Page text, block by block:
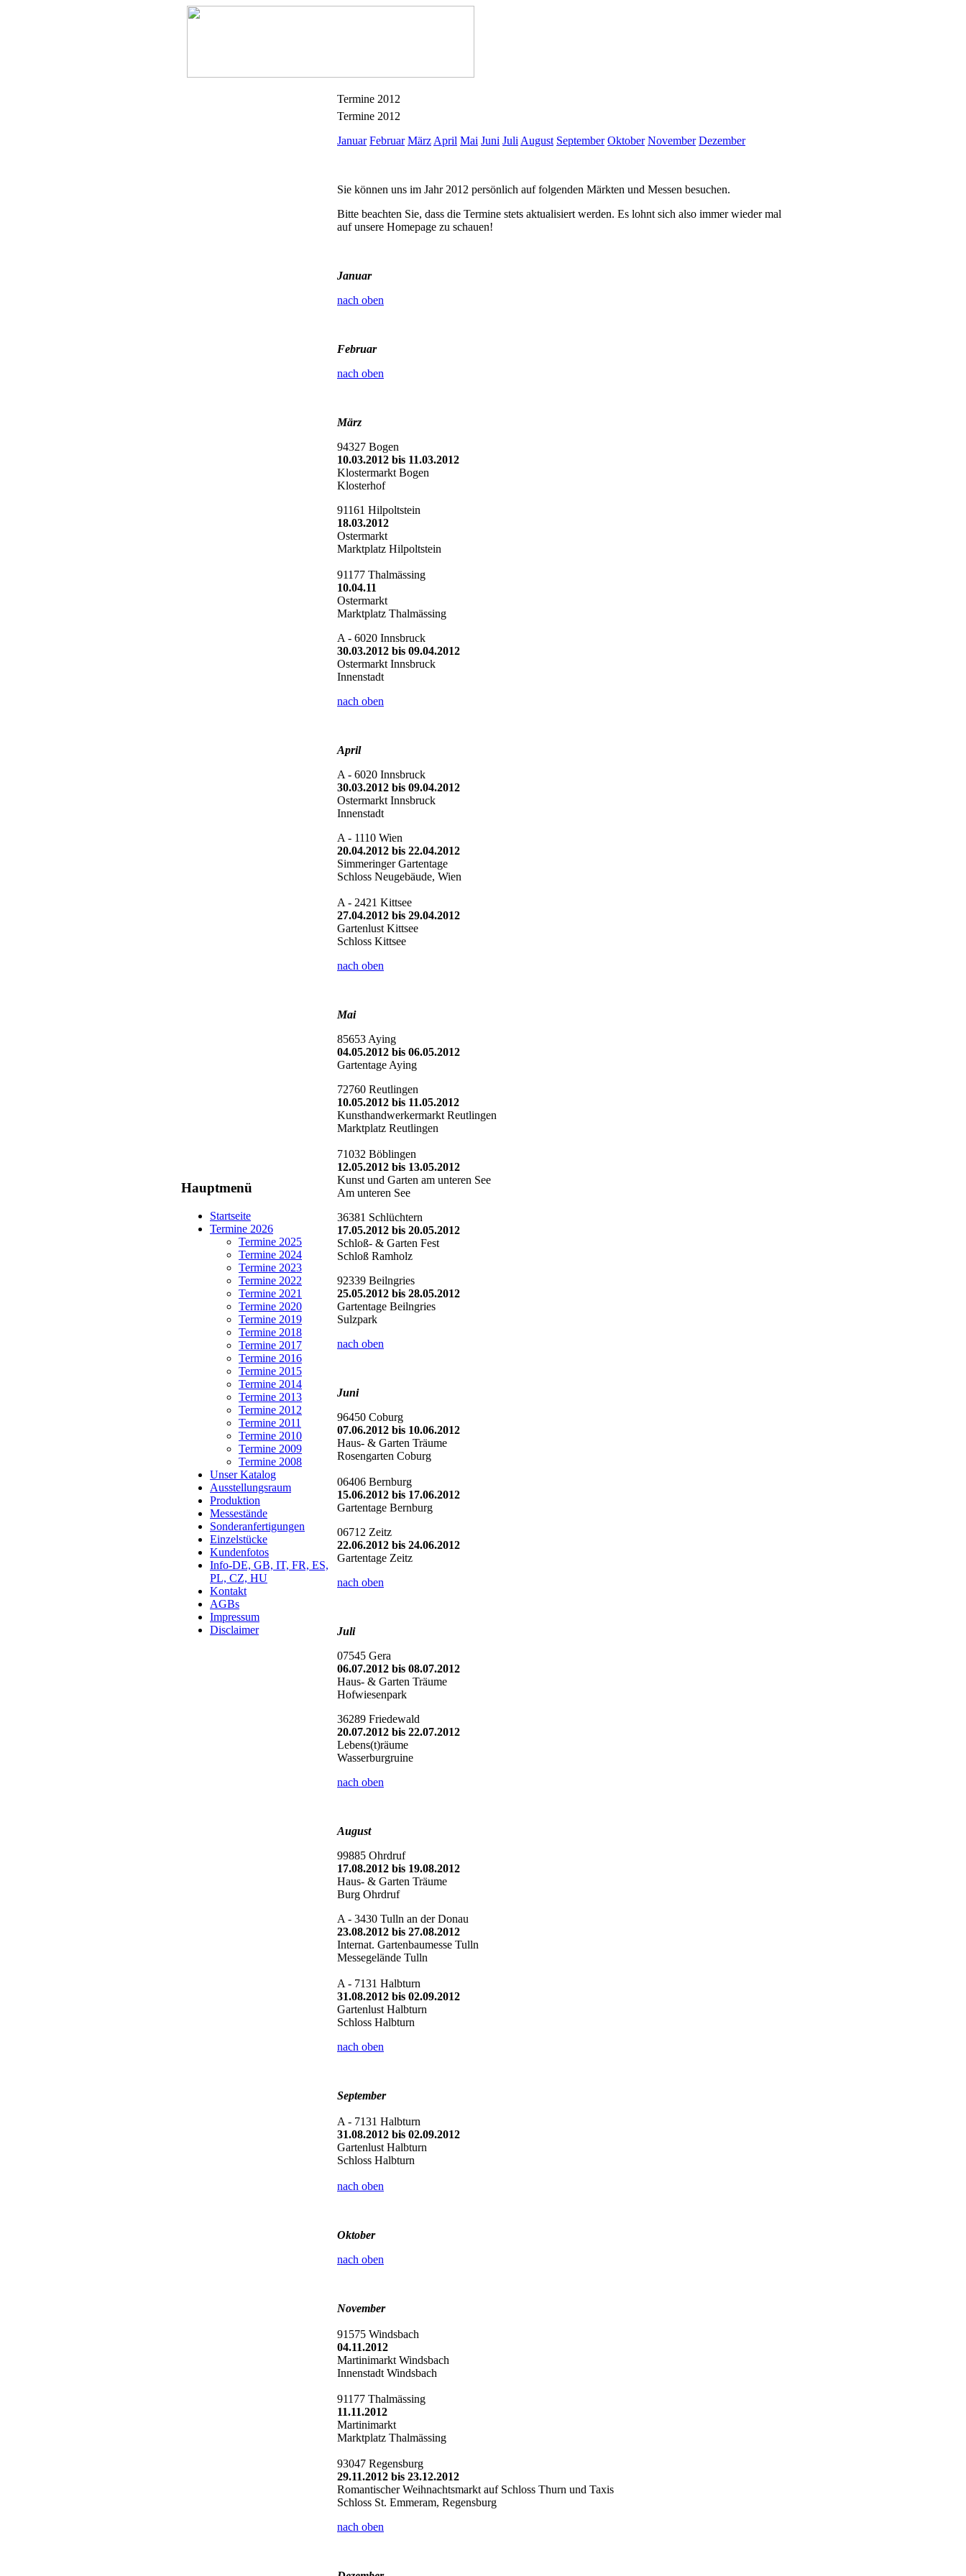
Hauptmenü
Startseite
Termine 2026
Termine 2025
Termine 2024
Termine 2023
Termine 2022
Termine 2021
Termine 2020
Termine 2019
Termine 2018
Termine 2017
Termine 2016
Termine 2015
Termine 2014
Termine 2013
Termine 2012
Termine 2011
Termine 2010
Termine 2009
Termine 2008
Unser Katalog
Ausstellungsraum
Produktion
Messestände
Sonderanfertigungen
Einzelstücke
Kundenfotos
Info-DE, GB, IT, FR, ES,
PL, CZ, HU
Kontakt
AGBs
Impressum
Disclaimer
Termine 2012
Termine 2012
Januar Februar März April Mai Juni Juli August September Oktober November Dezember
Sie können uns im Jahr 2012 persönlich auf folgenden Märkten und Messen besuchen.
Bitte beachten Sie, dass die Termine stets aktualisiert werden. Es lohnt sich also immer wieder mal
auf unsere Homepage zu schauen!
Januar
nach oben
Februar
nach oben
März
94327 Bogen
10.03.2012 bis 11.03.2012
Klostermarkt Bogen
Klosterhof
91161 Hilpoltstein
18.03.2012
Ostermarkt
Marktplatz Hilpoltstein
91177 Thalmässing
10.04.11
Ostermarkt
Marktplatz Thalmässing
A - 6020 Innsbruck
30.03.2012 bis 09.04.2012
Ostermarkt Innsbruck
Innenstadt
nach oben
April
A - 6020 Innsbruck
30.03.2012 bis 09.04.2012
Ostermarkt Innsbruck
Innenstadt
A - 1110 Wien
20.04.2012 bis 22.04.2012
Simmeringer Gartentage
Schloss Neugebäude, Wien
A - 2421 Kittsee
27.04.2012 bis 29.04.2012
Gartenlust Kittsee
Schloss Kittsee
nach oben
Mai
85653 Aying
04.05.2012 bis 06.05.2012
Gartentage Aying
72760 Reutlingen
10.05.2012 bis 11.05.2012
Kunsthandwerkermarkt Reutlingen
Marktplatz Reutlingen
71032 Böblingen
12.05.2012 bis 13.05.2012
Kunst und Garten am unteren See
Am unteren See
36381 Schlüchtern
17.05.2012 bis 20.05.2012
Schloß- & Garten Fest
Schloß Ramholz
92339 Beilngries
25.05.2012 bis 28.05.2012
Gartentage Beilngries
Sulzpark
nach oben
Juni
96450 Coburg
07.06.2012 bis 10.06.2012
Haus- & Garten Träume
Rosengarten Coburg
06406 Bernburg
15.06.2012 bis 17.06.2012
Gartentage Bernburg
06712 Zeitz
22.06.2012 bis 24.06.2012
Gartentage Zeitz
nach oben
Juli
07545 Gera
06.07.2012 bis 08.07.2012
Haus- & Garten Träume
Hofwiesenpark
36289 Friedewald
20.07.2012 bis 22.07.2012
Lebens(t)räume
Wasserburgruine
nach oben
August
99885 Ohrdruf
17.08.2012 bis 19.08.2012
Haus- & Garten Träume
Burg Ohrdruf
A - 3430 Tulln an der Donau
23.08.2012 bis 27.08.2012
Internat. Gartenbaumesse Tulln
Messegelände Tulln
A - 7131 Halbturn
31.08.2012 bis 02.09.2012
Gartenlust Halbturn
Schloss Halbturn
nach oben
September
A - 7131 Halbturn
31.08.2012 bis 02.09.2012
Gartenlust Halbturn
Schloss Halbturn
nach oben
Oktober
nach oben
November
91575 Windsbach
04.11.2012
Martinimarkt Windsbach
Innenstadt Windsbach
91177 Thalmässing
11.11.2012
Martinimarkt
Marktplatz Thalmässing
93047 Regensburg
29.11.2012 bis 23.12.2012
Romantischer Weihnachtsmarkt auf Schloss Thurn und Taxis
Schloss St. Emmeram, Regensburg
nach oben